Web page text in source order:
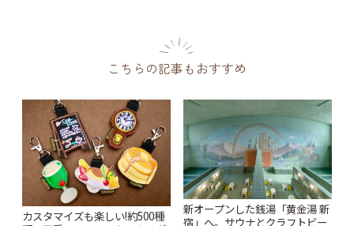
こちらの記事もおすすめ
カスタマイズも楽しい!約500種
新オープンした銭湯「黄金湯 新
宿」へ。サウナとクラフトビー